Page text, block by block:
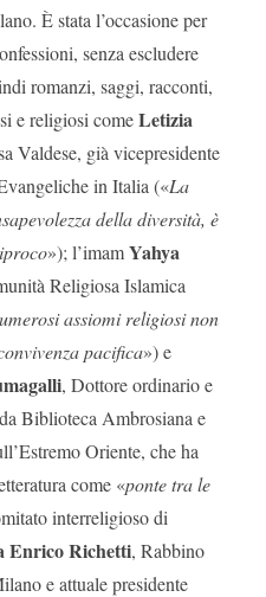
È stata l’occasione per
senza escludere
romanzi, saggi, racconti,
e religiosi comeLetizia
Valdese, già vicepresidente
in Italia («La
della diversità, è
»); l’imamYahya
Religiosa Islamica
assiomi religiosi non
pacifica») e
, Dottore ordinario e
Biblioteca Ambrosiana e
Oriente, che ha
come «ponte tra le
interreligioso di
Enrico Richetti, Rabbino
e attuale presidente